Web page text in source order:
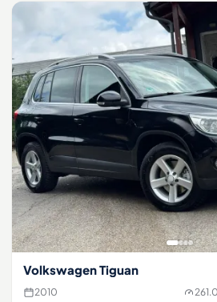
Volkswagen Tiguan
2010